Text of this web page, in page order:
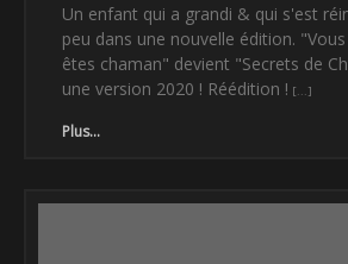
Un enfant qui a grandi & qui s'est
peu dans une nouvelle édition.
êtes chaman" devient "Secrets de
une version 2020 ! Réédition !
Plus...